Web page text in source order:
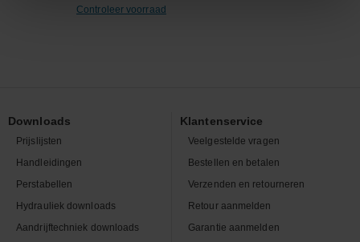
Controleer voorraad
Downloads
Prijslijsten
Handleidingen
Perstabellen
Hydrauliek downloads
Aandrijftechniek downloads
Klantenservice
Veelgestelde vragen
Bestellen en betalen
Verzenden en retourneren
Retour aanmelden
Garantie aanmelden